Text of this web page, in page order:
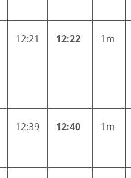
12:21 12:22 1m
12:39 12:40 1m